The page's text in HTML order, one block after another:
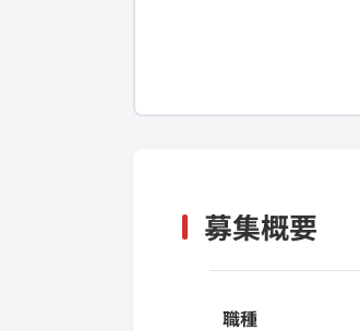
募集概要
職種